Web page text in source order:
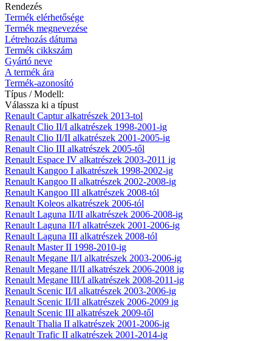
Rendezés
Termék elérhetősége
Termék megnevezése
Létrehozás dátuma
Termék cikkszám
Gyártó neve
A termék ára
Termék-azonosító
Típus / Modell:
Válassza ki a típust
Renault Captur alkatrészek 2013-tol
Renault Clio II/I alkatrészek 1998-2001-ig
Renault Clio II/II alkatrészek 2001-2005-ig
Renault Clio III alkatrészek 2005-től
Renault Espace IV alkatrészek 2003-2011 ig
Renault Kangoo I alkatrészek 1998-2002-ig
Renault Kangoo II alkatrészek 2002-2008-ig
Renault Kangoo III alkatrészek 2008-tól
Renault Koleos alkatrészek 2006-tól
Renault Laguna II/II alkatrészek 2006-2008-ig
Renault Laguna II/I alkatrészek 2001-2006-ig
Renault Laguna III alkatrészek 2008-tól
Renault Master II 1998-2010-ig
Renault Megane II/I alkatrészek 2003-2006-ig
Renault Megane II/II alkatrészek 2006-2008 ig
Renault Megane III/I alkatrészek 2008-2011-ig
Renault Scenic II/I alkatrészek 2003-2006-ig
Renault Scenic II/II alkatrészek 2006-2009 ig
Renault Scenic III alkatrészek 2009-től
Renault Thalia II alkatrészek 2001-2006-ig
Renault Trafic II alkatrészek 2001-2014-ig